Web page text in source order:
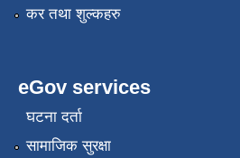
कर तथा शुल्कहरु
eGov services
घटना दर्ता
सामाजिक सुरक्षा